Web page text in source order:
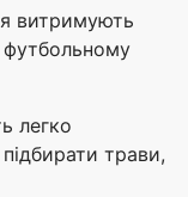
витримують
футбольному
легко
трави,